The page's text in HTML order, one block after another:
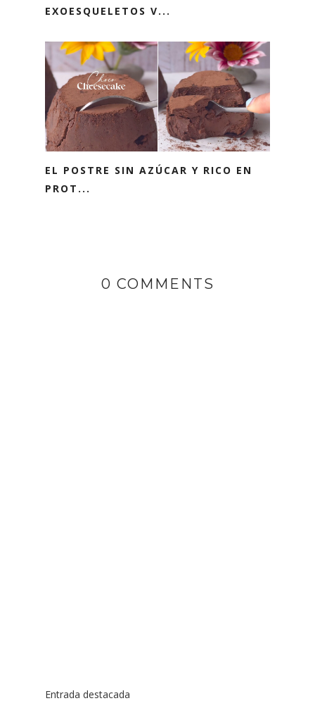
EXOESQUELETOS V...
EL POSTRE SIN AZÚCAR Y RICO EN
PROT...
0 COMMENTS
Entrada destacada